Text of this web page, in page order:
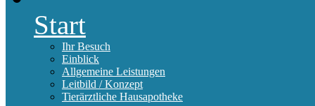
Start
Ihr Besuch
Einblick
Allgemeine Leistungen
Leitbild / Konzept
Tierärztliche Hausapotheke